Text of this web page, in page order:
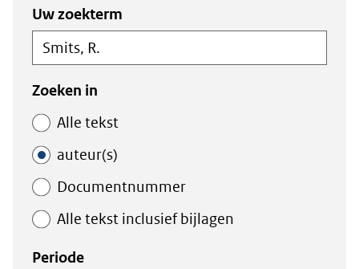
Zoeken
in
de
index
Zoeken
binnen
de
index
Uw zoekterm
Zoeken in
Alle tekst
auteur(s)
Documentnummer
Alle tekst inclusief bijlagen
Periode